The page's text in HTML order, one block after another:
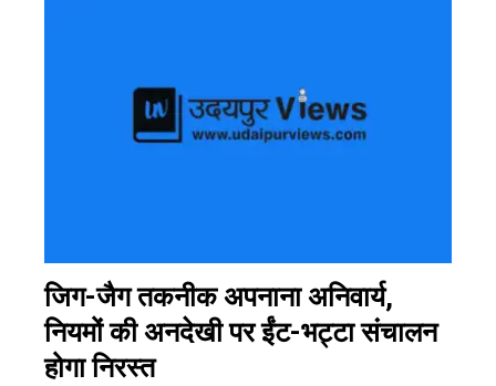
जिग-जैग तकनीक अपनाना अनिवार्य,
नियमों की अनदेखी पर ईंट-भट्टा संचालन
होगा निरस्त